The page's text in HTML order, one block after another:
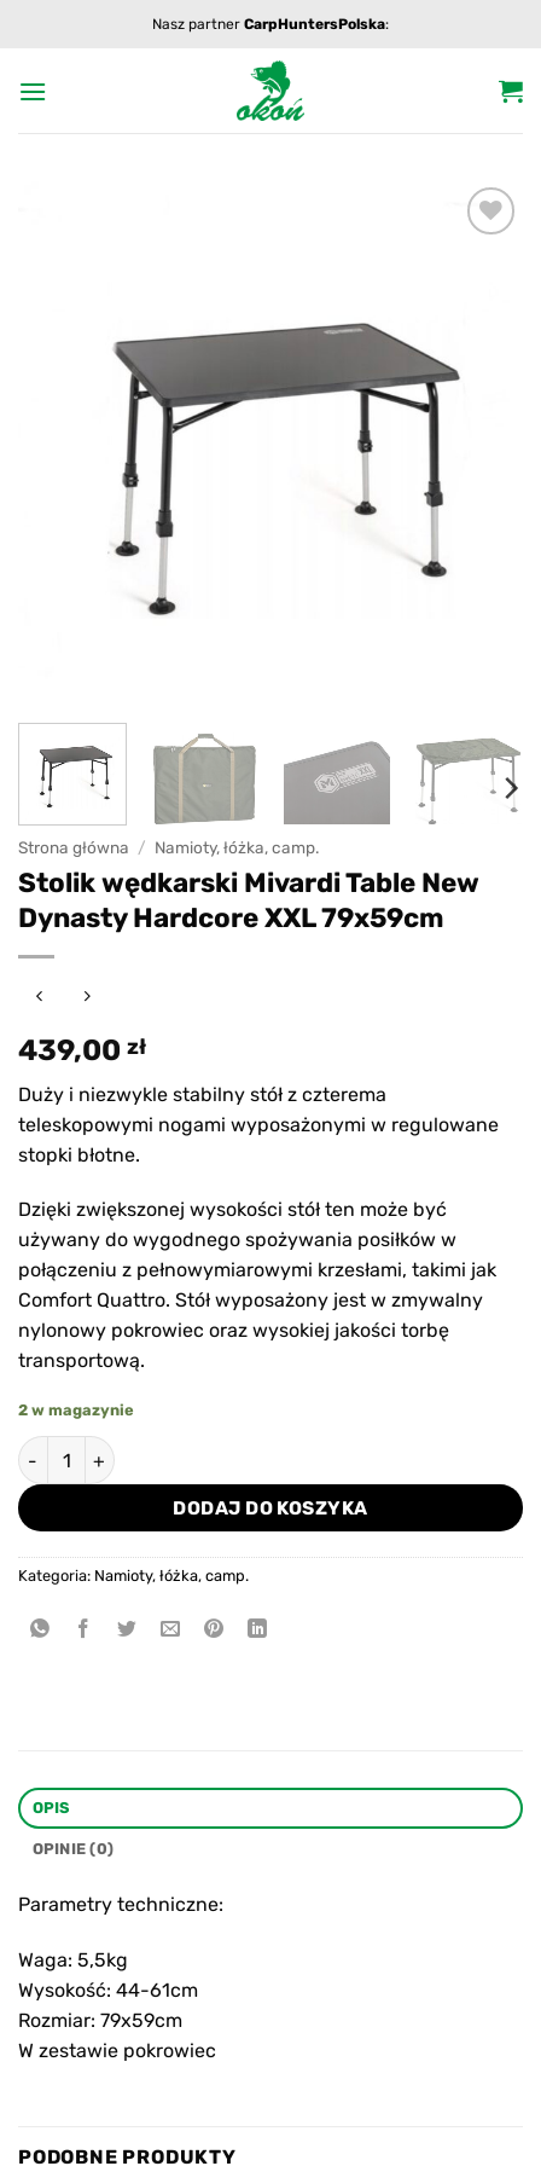
Nasz partner CarpHuntersPolska:
Strona główna / Namioty, łóżka, camp.
Stolik wędkarski Mivardi Table New
Dynasty Hardcore XXL 79x59cm
439,00 zł
Duży i niezwykle stabilny stół z czterema
teleskopowymi nogami wyposażonymi w regulowane
stopki błotne.
Dzięki zwiększonej wysokości stół ten może być
używany do wygodnego spożywania posiłków w
połączeniu z pełnowymiarowymi krzesłami, takimi jak
Comfort Quattro. Stół wyposażony jest w zmywalny
nylonowy pokrowiec oraz wysokiej jakości torbę
transportową.
2 w magazynie
ilość Stolik wędkarski Mivardi Table New Dynasty Hardcore
DODAJ DO KOSZYKA
Kategoria: Namioty, łóżka, camp.
OPIS
OPINIE (0)
Parametry techniczne:
Waga: 5,5kg
Wysokość: 44-61cm
Rozmiar: 79x59cm
W zestawie pokrowiec
PODOBNE PRODUKTY